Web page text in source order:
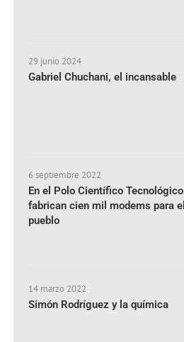
29 junio 2024
Gabriel Chuchani, el incansable
6 septiembre 2022
En el Polo Científico Tecnológico
fabrican cien mil modems para el
pueblo
14 marzo 2022
Simón Rodríguez y la química